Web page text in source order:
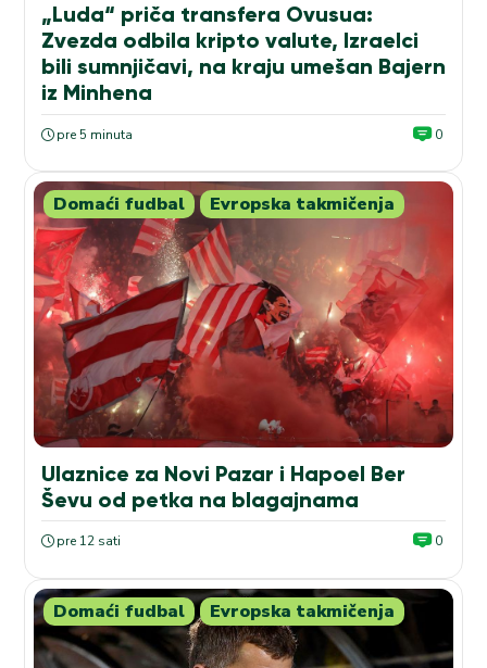
„Luda“ priča transfera Ovusua:
Zvezda odbila kripto valute, Izraelci
bili sumnjičavi, na kraju umešan Bajern
iz Minhena
pre 5 minuta 0
Domaći fudbal Evropska takmičenja
Ulaznice za Novi Pazar i Hapoel Ber
Ševu od petka na blagajnama
pre 12 sati 0
Domaći fudbal Evropska takmičenja